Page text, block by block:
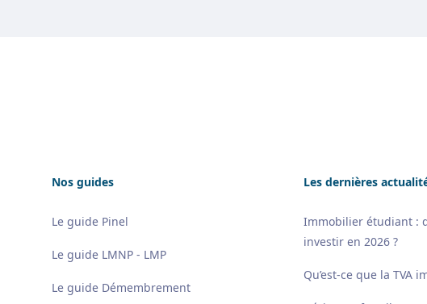
Nos guides
Le guide Pinel
Le guide LMNP - LMP
Le guide Démembrement
Les dernières
Immobilier étudiant :
investir en 2026 ?
Qu’est-ce que la TVA